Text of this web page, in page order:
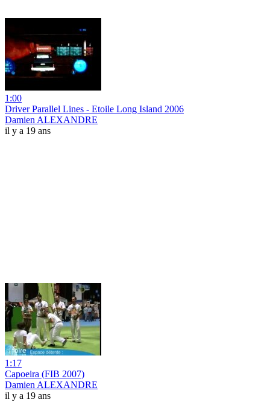
1:00
Driver Parallel Lines - Etoile Long Island 2006
Damien ALEXANDRE
il y a 19 ans
1:17
Capoeira (FIB 2007)
Damien ALEXANDRE
il y a 19 ans